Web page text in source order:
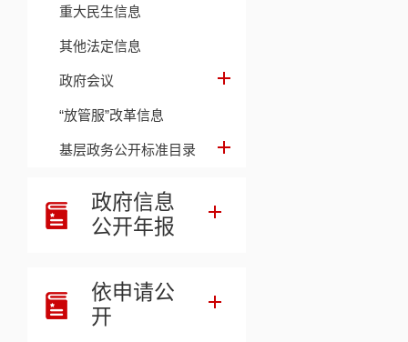
重大民生信息
其他法定信息
政府会议
“放管服”改革信息
基层政务公开标准目录
政府信息
公开年报
依申请公
开